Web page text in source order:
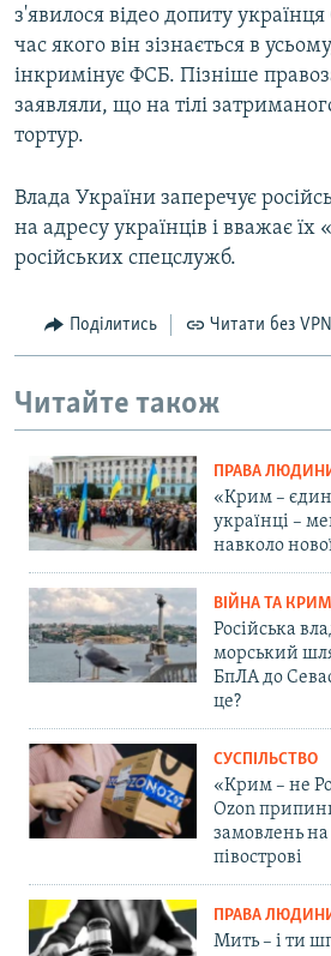
з'явилося відео допиту
час якого він зізнається в
інкримінує ФСБ. Пізніше
заявляли, що на тілі
тортур.
Влада України заперечує
на адресу українців і вважає їх
російських спецслужб.
Поділитись Читати без VPN
Читайте також
ПРАВА
«Крим –
українці –
навколо
ВІЙНА ТА КРИМ
Російська
морський
БпЛА до
це?
СУСПІЛЬСТВО
«Крим – не
Ozon
замовлень
півострові
ПРАВА
Мить – і ти